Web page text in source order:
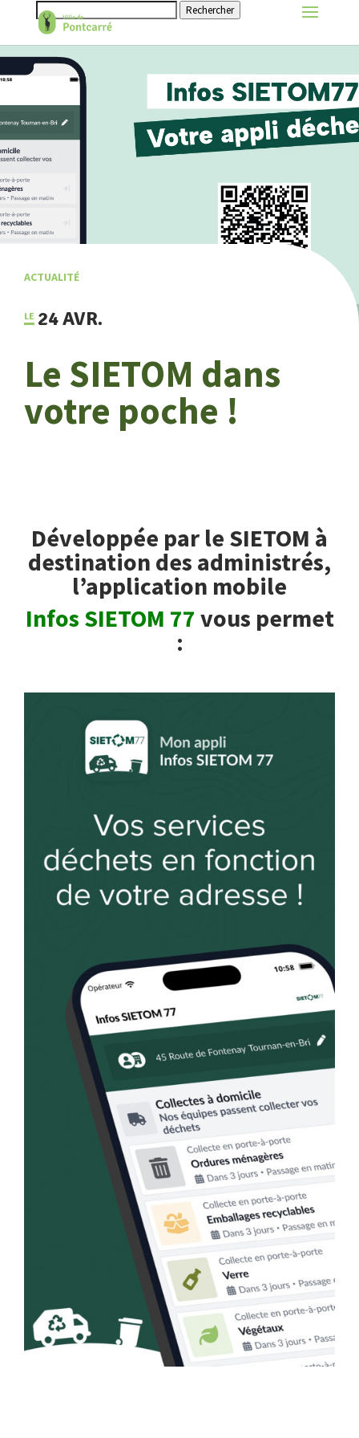
Rechercher
ACTUALITÉ
24 AVR.
Le SIETOM dans
votre poche !
Développée par le SIETOM à
destination des administrés,
l’application mobile
Infos SIETOM 77 vous permet
: